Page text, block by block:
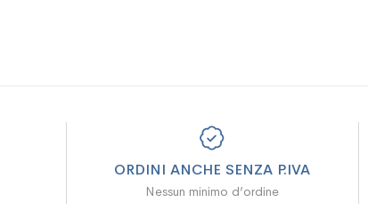
ORDINI ANCHE SENZA P.IVA
Nessun minimo d’ordine